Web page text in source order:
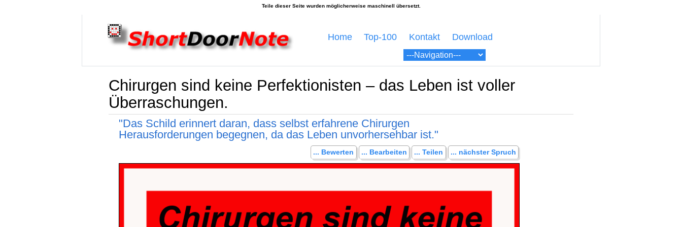
Home Top-100 Kontakt Download
Chirurgen sind keine Perfektionisten – das Leben ist voller
Überraschungen.
"Das Schild erinnert daran, dass selbst erfahrene Chirurgen
Herausforderungen begegnen, da das Leben unvorhersehbar ist."
... Bewerten ... Bearbeiten ... Teilen ... nächster Spruch